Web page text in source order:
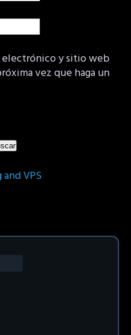
electrónico y sitio web
vez que haga un